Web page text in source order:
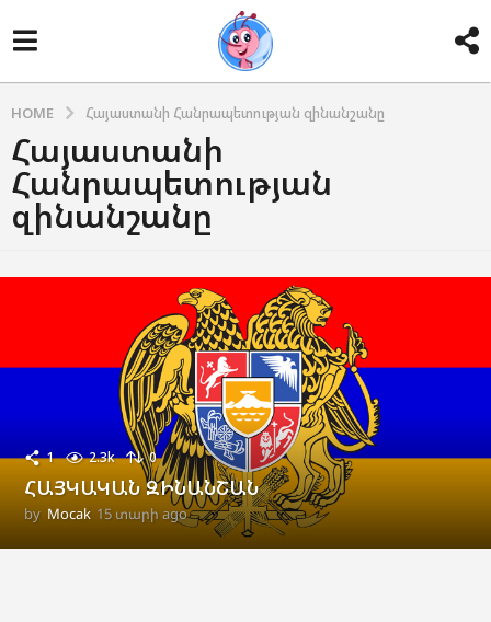
HOME Հայաստանի Հանրապետության զինանշանը
Հայաստանի
Հանրապետության
զինանշանը
1 2.3k 0
ՀԱՅԿԱԿԱՆ ԶԻՆԱՆՇԱՆ
by Mocak 15 տարի ago1
1
տ